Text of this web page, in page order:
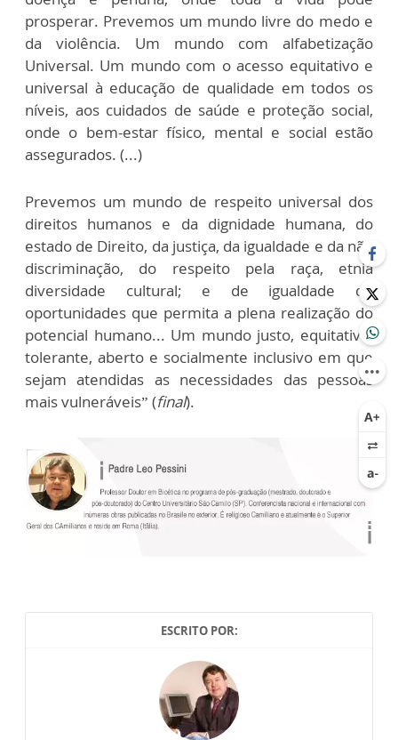
prosperar. Prevemos um mundo livre do medo e
da violência. Um mundo com alfabetização
Universal. Um mundo com o acesso equitativo e
universal à educação de qualidade em todos os
níveis, aos cuidados de saúde e proteção social,
onde o bem-estar físico, mental e social estão
assegurados. (...)
Prevemos um mundo de respeito universal dos
direitos humanos e da dignidade humana, do
estado de Direito, da justiça, da igualdade e da não
discriminação, do respeito pela raça, etnia
diversidade cultural; e de igualdade de
oportunidades que permita a plena realização do
potencial humano... Um mundo justo, equitativo,
tolerante, aberto e socialmente inclusivo em que
sejam atendidas as necessidades das pessoas
mais vulneráveis” (final).
ESCRITO POR: